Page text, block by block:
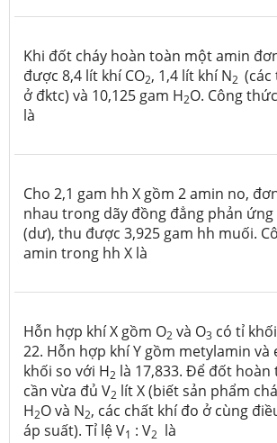
Khi đốt cháy hoàn toàn một amin
được 8,4 lít khí CO2, 1,4 lít khí N2 (các
ở đktc) và 10,125 gam H2O. Công
là
Cho 2,1 gam hh X gồm 2 amin no,
nhau trong dãy đồng đẳng phản ứng
(dư), thu được 3,925 gam hh muối.
amin trong hh X là
Hỗn hợp khí X gồm O2 và O3 có tỉ
22. Hỗn hợp khí Y gồm metylamin và
khối so với H2 là 17,833. Để đốt hoàn
cần vừa đủ V2 lít X (biết sản phẩm
H2O và N2, các chất khí đo ở cùng
áp suất). Tỉ lệ V1 : V2 là